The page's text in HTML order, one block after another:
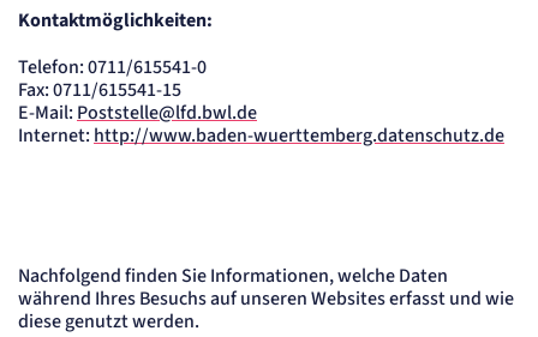
Kontaktmöglichkeiten:
Telefon: 0711/615541-0
Fax: 0711/615541-15
E-Mail: Poststelle@lfd.bwl.de
Internet: http://www.baden-wuerttemberg.datenschutz.de
Nachfolgend finden Sie Informationen, welche Daten
während Ihres Besuchs auf unseren Websites erfasst und wie
diese genutzt werden.